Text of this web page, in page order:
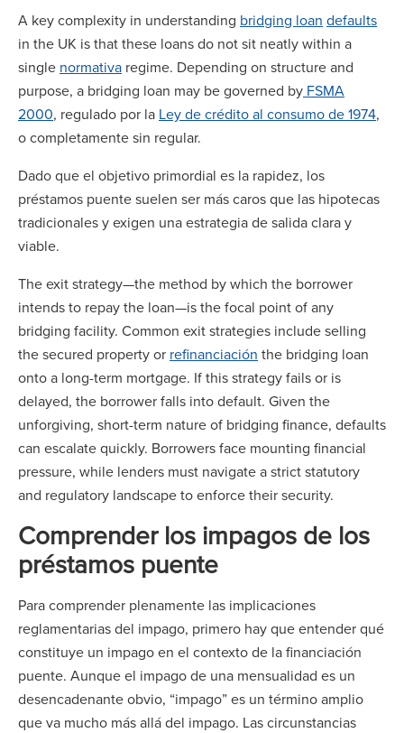
A key complexity in understanding bridging loan defaults
in the UK is that these loans do not sit neatly within a
single normativa regime. Depending on structure and
purpose, a bridging loan may be governed by FSMA
2000, regulado por la Ley de crédito al consumo de 1974,
o completamente sin regular.
Dado que el objetivo primordial es la rapidez, los
préstamos puente suelen ser más caros que las hipotecas
tradicionales y exigen una estrategia de salida clara y
viable.
The exit strategy—the method by which the borrower
intends to repay the loan—is the focal point of any
bridging facility. Common exit strategies include selling
the secured property or refinanciación the bridging loan
onto a long-term mortgage. If this strategy fails or is
delayed, the borrower falls into default. Given the
unforgiving, short-term nature of bridging finance, defaults
can escalate quickly. Borrowers face mounting financial
pressure, while lenders must navigate a strict statutory
and regulatory landscape to enforce their security.
Comprender los impagos de los
préstamos puente
Para comprender plenamente las implicaciones
reglamentarias del impago, primero hay que entender qué
constituye un impago en el contexto de la financiación
puente. Aunque el impago de una mensualidad es un
desencadenante obvio, “impago” es un término amplio
que va mucho más allá del impago. Las circunstancias